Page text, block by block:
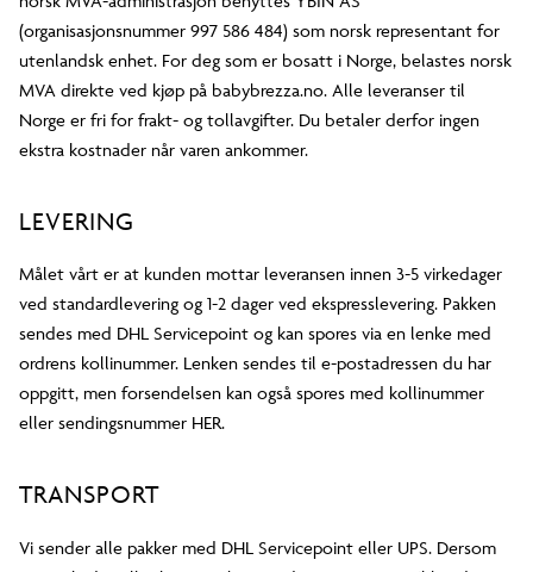
(organisasjonsnummer 997 586 484) som norsk representant for
utenlandsk enhet. For deg som er bosatt i Norge, belastes norsk
MVA direkte ved kjøp på babybrezza.no. Alle leveranser til
Norge er fri for frakt- og tollavgifter. Du betaler derfor ingen
ekstra kostnader når varen ankommer.
LEVERING
Målet vårt er at kunden mottar leveransen innen 3-5 virkedager
ved standardlevering og 1-2 dager ved ekspresslevering. Pakken
sendes med DHL Servicepoint og kan spores via en lenke med
ordrens kollinummer. Lenken sendes til e-postadressen du har
oppgitt, men forsendelsen kan også spores med kollinummer
eller sendingsnummer HER.
TRANSPORT
Vi sender alle pakker med DHL Servicepoint eller UPS. Dersom